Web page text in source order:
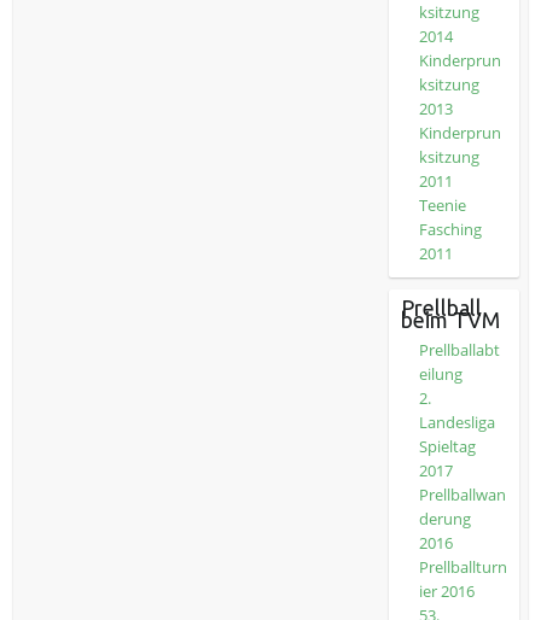
ksitzung
2014
Kinderprun
ksitzung
2013
Kinderprun
ksitzung
2011
Teenie
Fasching
2011
Prellball
beim TVM
Prellballabt
eilung
2.
Landesliga
Spieltag
2017
Prellballwan
derung
2016
Prellballturn
ier 2016
53.